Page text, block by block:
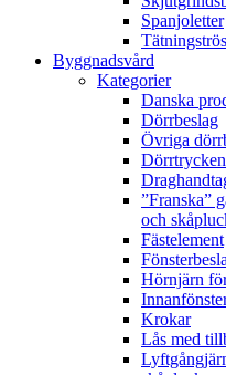
Spanjoletter
Byggnadsvård
Kategorier
Danska
Dörrbeslag
Övriga
”Franska”
och
Fästelement
Hörnjärn
Krokar
Lås med